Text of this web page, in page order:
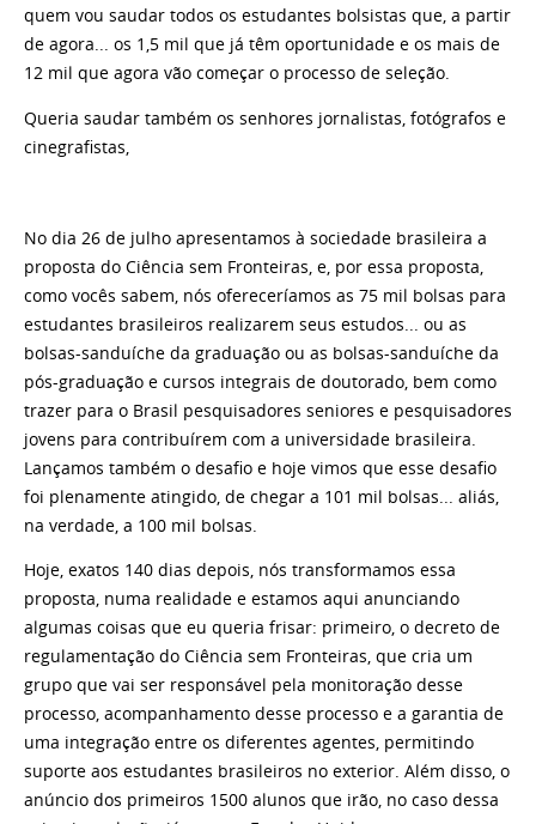
quem vou saudar todos os estudantes bolsistas que, a partir
de agora... os 1,5 mil que já têm oportunidade e os mais de
12 mil que agora vão começar o processo de seleção.
Queria saudar também os senhores jornalistas, fotógrafos e
cinegrafistas,
No dia 26 de julho apresentamos à sociedade brasileira a
proposta do Ciência sem Fronteiras, e, por essa proposta,
como vocês sabem, nós ofereceríamos as 75 mil bolsas para
estudantes brasileiros realizarem seus estudos... ou as
bolsas-sanduíche da graduação ou as bolsas-sanduíche da
pós-graduação e cursos integrais de doutorado, bem como
trazer para o Brasil pesquisadores seniores e pesquisadores
jovens para contribuírem com a universidade brasileira.
Lançamos também o desafio e hoje vimos que esse desafio
foi plenamente atingido, de chegar a 101 mil bolsas... aliás,
na verdade, a 100 mil bolsas.
Hoje, exatos 140 dias depois, nós transformamos essa
proposta, numa realidade e estamos aqui anunciando
algumas coisas que eu queria frisar: primeiro, o decreto de
regulamentação do Ciência sem Fronteiras, que cria um
grupo que vai ser responsável pela monitoração desse
processo, acompanhamento desse processo e a garantia de
uma integração entre os diferentes agentes, permitindo
suporte aos estudantes brasileiros no exterior. Além disso, o
anúncio dos primeiros 1500 alunos que irão, no caso dessa